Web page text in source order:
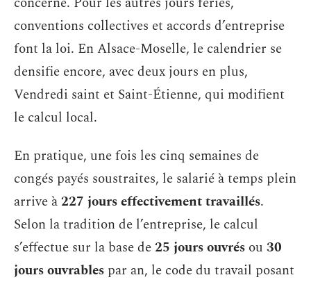
conventions collectives et accords d’entreprise
font la loi. En Alsace-Moselle, le calendrier se
densifie encore, avec deux jours en plus,
Vendredi saint et Saint-Étienne, qui modifient
le calcul local.
En pratique, une fois les cinq semaines de
congés payés soustraites, le salarié à temps plein
arrive à227 jours effectivement travaillés.
Selon la tradition de l’entreprise, le calcul
s’effectue sur la base de25 jours ouvrés ou 30
jours ouvrables par an, le code du travail posant